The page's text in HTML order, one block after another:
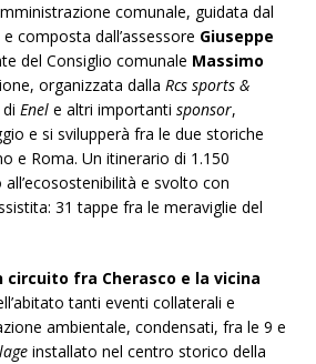
comunale, guidata dal
e composta dall’assessore Giuseppe
del Consiglio comunale Massimo
organizzata dalla Rcs sports &
Enel e altri importanti sponsor,
e si svilupperà fra le due storiche
e Roma. Un itinerario di 1.150
e svolto con
31 tappe fra le meraviglie del
circuito fra Cherasco e la vicina
tanti eventi collaterali e
ambientale, condensati, fra le 9 e
installato nel centro storico della